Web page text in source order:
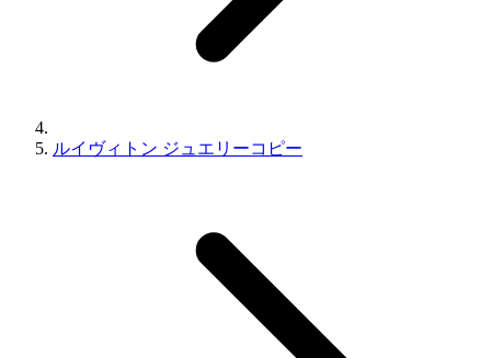
ルイヴィトン ジュエリーコピー